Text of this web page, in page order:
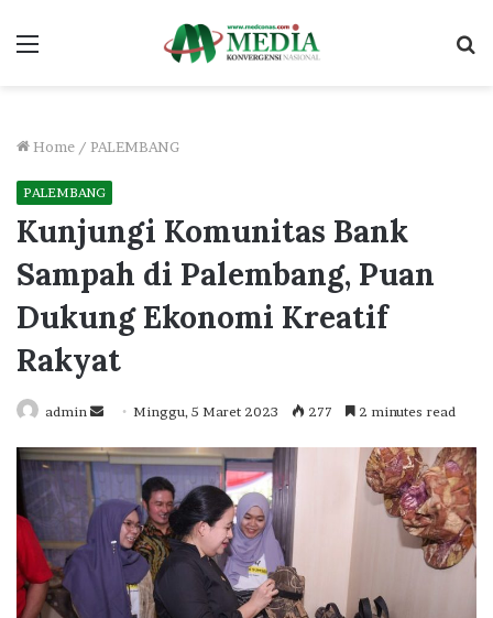
Menu
Home / PALEMBANG
PALEMBANG
Kunjungi Komunitas Bank
Sampah di Palembang, Puan
Dukung Ekonomi Kreatif
Rakyat
admin
Send
email
Minggu, 5 Maret 2023 277 2 minutes read